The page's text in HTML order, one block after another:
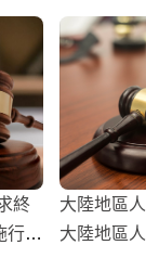
終
行
大陸地區
大陸地區